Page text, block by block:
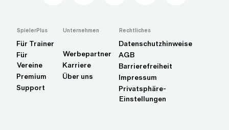
SpielerPlus
Für Trainer
Für
Vereine
Premium
Support
Unternehmen
Werbepartner
Karriere
Über uns
Rechtliches
Datenschutzhinweise
AGB
Barrierefreiheit
Impressum
Privatsphäre-
Einstellungen